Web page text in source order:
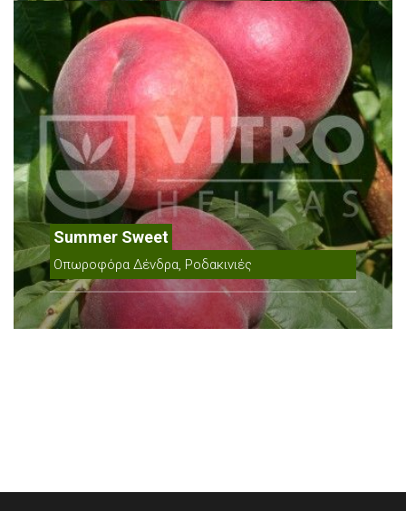
Summer Sweet
Οπωροφόρα Δένδρα, Ροδακινιές